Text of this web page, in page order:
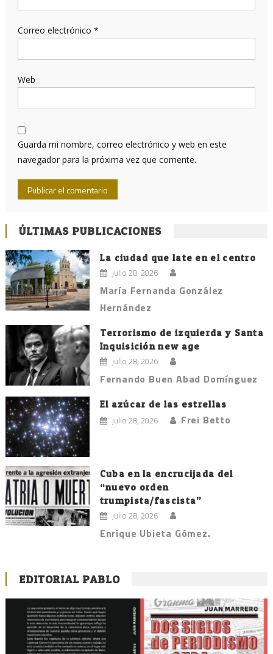
Correo electrónico *
Web
Guarda mi nombre, correo electrónico y web en este
navegador para la próxima vez que comente.
ÚLTIMAS PUBLICACIONES
La ciudad que late en el centro
julio 28, 2026
María Fernanda González
Hernández
Terrorismo de izquierda y Santa
Inquisición new age
julio 28, 2026
Fernando Buen Abad Domínguez
El azúcar de las estrellas
julio 28, 2026 Frei Betto
Cuba en la encrucijada del
“nuevo orden
trumpista/fascista”
julio 28, 2026
Enrique Ubieta Gómez.
EDITORIAL PABLO